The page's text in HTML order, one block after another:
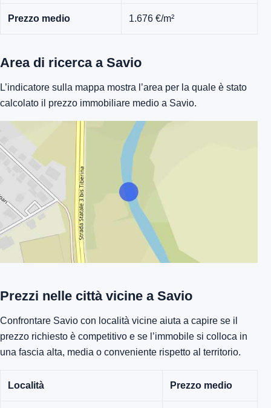
Prezzo medio 1.676 €/m²
Area di ricerca a Savio
L’indicatore sulla mappa mostra l’area per la quale è stato
calcolato il prezzo immobiliare medio a Savio.
Prezzi nelle città vicine a Savio
Confrontare Savio con località vicine aiuta a capire se il
prezzo richiesto è competitivo e se l’immobile si colloca in
una fascia alta, media o conveniente rispetto al territorio.
Località Prezzo medio